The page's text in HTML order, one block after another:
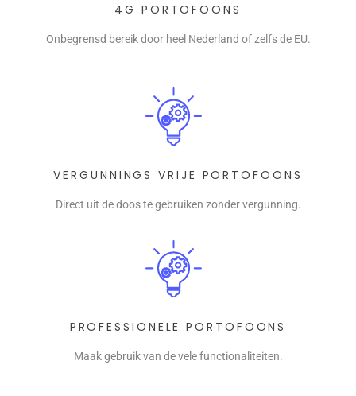
4G PORTOFOONS
Onbegrensd bereik door heel Nederland of zelfs de EU.
VERGUNNINGS VRIJE PORTOFOONS
Direct uit de doos te gebruiken zonder vergunning.
PROFESSIONELE PORTOFOONS
Maak gebruik van de vele functionaliteiten.